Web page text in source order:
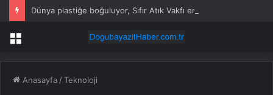
Menü
Anasayfa /Teknoloji